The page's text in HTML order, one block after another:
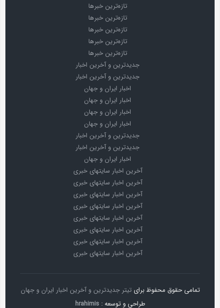
تازه‌ترین خبرها
تازه‌ترین خبرها
تازه‌ترین خبرها
تازه‌ترین خبرها
تازه‌ترین خبرها
جدیدترین و آخرین اخبار
جدیدترین و آخرین اخبار
اخبار ایران و جهان
اخبار ایران و جهان
اخبار ایران و جهان
اخبار ایران و جهان
جدیدترین و آخرین اخبار
جدیدترین و آخرین اخبار
اخبار ایران و جهان
آخرین اخبار سایتهای خبری
آخرین اخبار سایتهای خبری
آخرین اخبار سایتهای خبری
آخرین اخبار سایتهای خبری
آخرین اخبار سایتهای خبری
آخرین اخبار سایتهای خبری
آخرین اخبار سایتهای خبری
آخرین اخبار سایتهای خبری
تمامی حقوق محفوظ برای تیتر جدیدترین و آخرین اخبار ایران و جهان
طراحی و توسعه : hrahimis